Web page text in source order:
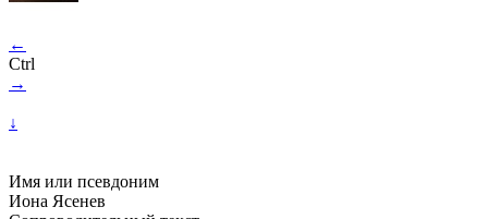
←
Ctrl
→
↓
Имя или псевдоним
Иона Ясенев